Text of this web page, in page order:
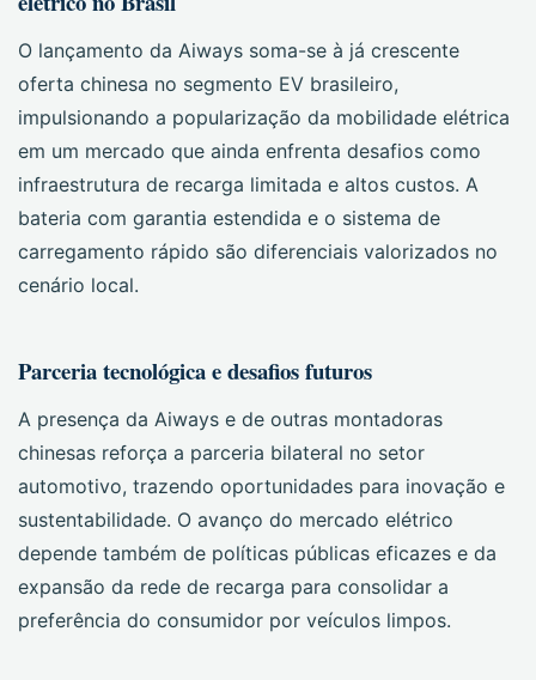
O lançamento da Aiways soma-se à já crescente
oferta chinesa no segmento EV brasileiro,
impulsionando a popularização da mobilidade elétrica
em um mercado que ainda enfrenta desafios como
infraestrutura de recarga limitada e altos custos. A
bateria com garantia estendida e o sistema de
carregamento rápido são diferenciais valorizados no
cenário local.
Parceria tecnológica e desafios futuros
A presença da Aiways e de outras montadoras
chinesas reforça a parceria bilateral no setor
automotivo, trazendo oportunidades para inovação e
sustentabilidade. O avanço do mercado elétrico
depende também de políticas públicas eficazes e da
expansão da rede de recarga para consolidar a
preferência do consumidor por veículos limpos.